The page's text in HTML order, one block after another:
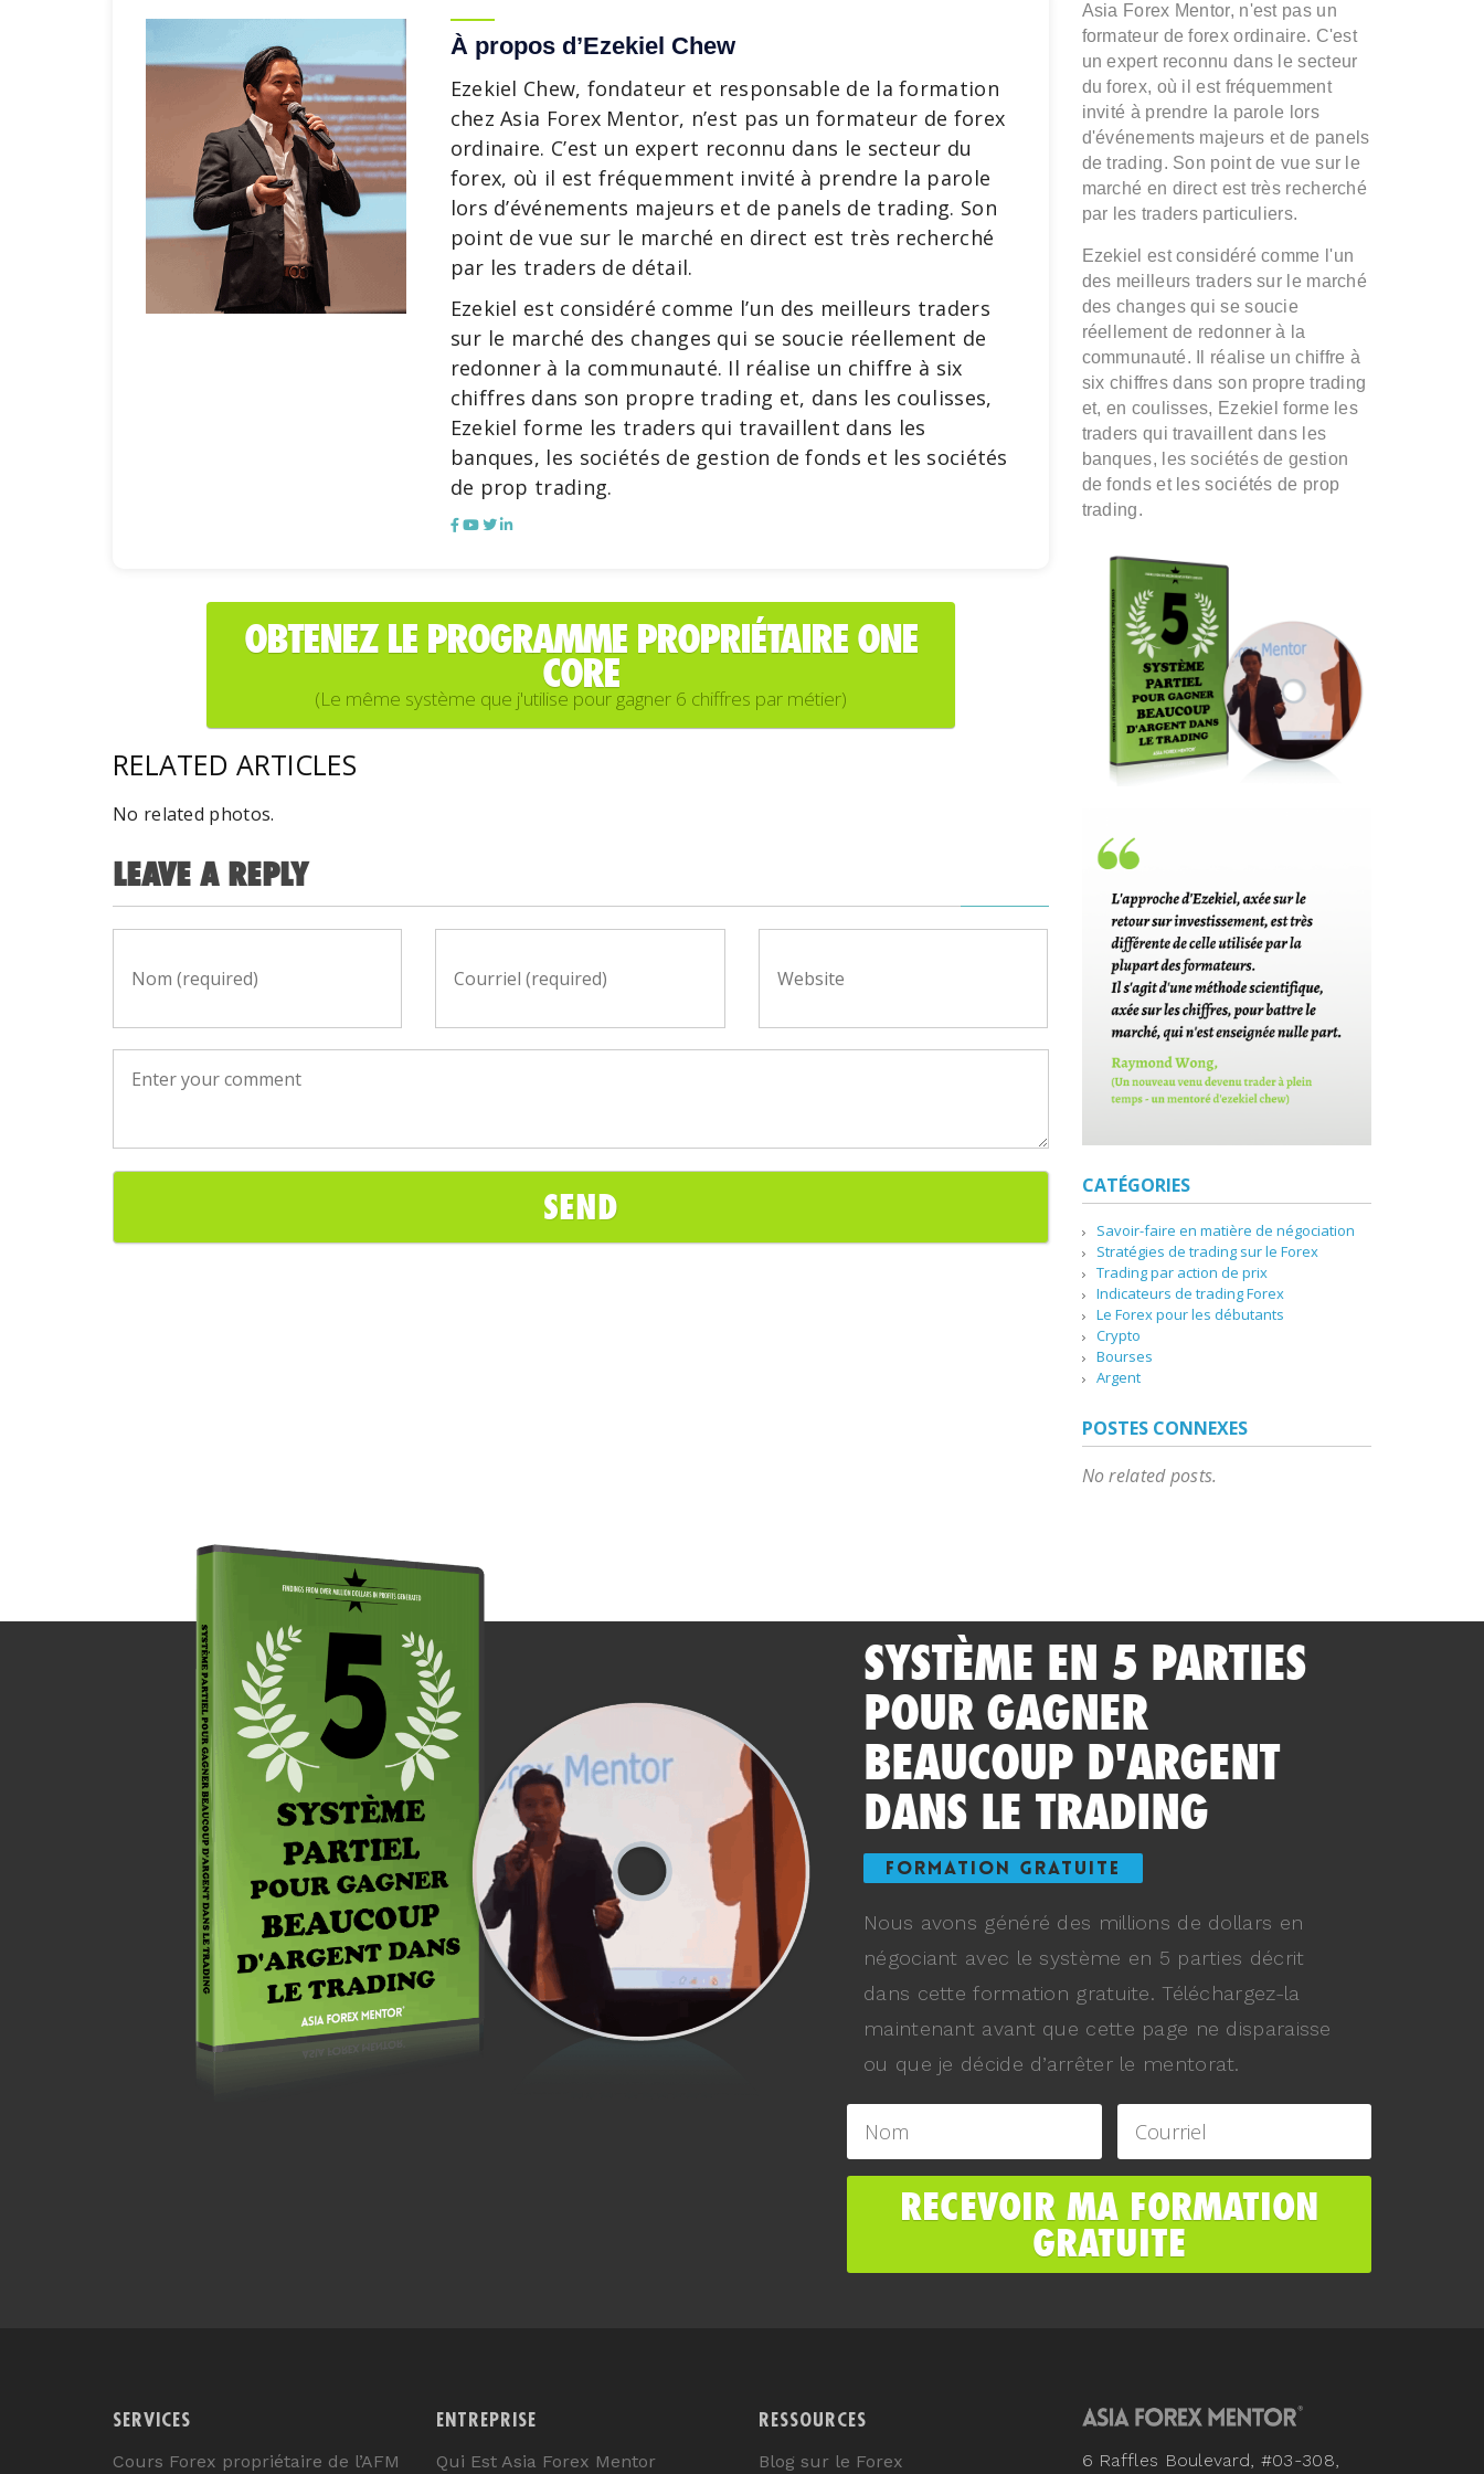
À propos d’Ezekiel Chew
Ezekiel Chew, fondateur et responsable de la formation
chez Asia Forex Mentor, n’est pas un formateur de forex
ordinaire. C’est un expert reconnu dans le secteur du
forex, où il est fréquemment invité à prendre la parole
lors d’événements majeurs et de panels de trading. Son
point de vue sur le marché en direct est très recherché
par les traders de détail.
Ezekiel est considéré comme l’un des meilleurs traders
sur le marché des changes qui se soucie réellement de
redonner à la communauté. Il réalise un chiffre à six
chiffres dans son propre trading et, dans les coulisses,
Ezekiel forme les traders qui travaillent dans les
banques, les sociétés de gestion de fonds et les sociétés
de prop trading.
OBTENEZ LE PROGRAMME PROPRIÉTAIRE ONE
CORE
(Le même système que j'utilise pour gagner 6 chiffres par métier)
RELATED ARTICLES
No related photos.
LEAVE A REPLY
Asia Forex Mentor, n'est pas un
formateur de forex ordinaire. C'est
un expert reconnu dans le secteur
du forex, où il est fréquemment
invité à prendre la parole lors
d'événements majeurs et de panels
de trading. Son point de vue sur le
marché en direct est très recherché
par les traders particuliers.
Ezekiel est considéré comme l'un
des meilleurs traders sur le marché
des changes qui se soucie
réellement de redonner à la
communauté. Il réalise un chiffre à
six chiffres dans son propre trading
et, en coulisses, Ezekiel forme les
traders qui travaillent dans les
banques, les sociétés de gestion
de fonds et les sociétés de prop
trading.
CATÉGORIES
Savoir-faire en matière de négociation
Stratégies de trading sur le Forex
Trading par action de prix
Indicateurs de trading Forex
Le Forex pour les débutants
Crypto
Bourses
Argent
POSTES CONNEXES
No related posts.
SYSTÈME EN 5 PARTIES
POUR GAGNER
BEAUCOUP D'ARGENT
DANS LE TRADING
FORMATION GRATUITE
Nous avons généré des millions de dollars en
négociant avec le système en 5 parties décrit
dans cette formation gratuite. Téléchargez-la
maintenant avant que cette page ne disparaisse
ou que je décide d’arrêter le mentorat.
SERVICES
Cours Forex propriétaire de l’AFM
ENTREPRISE
Qui Est Asia Forex Mentor
RESSOURCES
Blog sur le Forex 6 Raffles Boulevard, #03-308,